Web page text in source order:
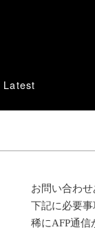
Latest
お問い合わせ
下記に必要
稀にAFP通